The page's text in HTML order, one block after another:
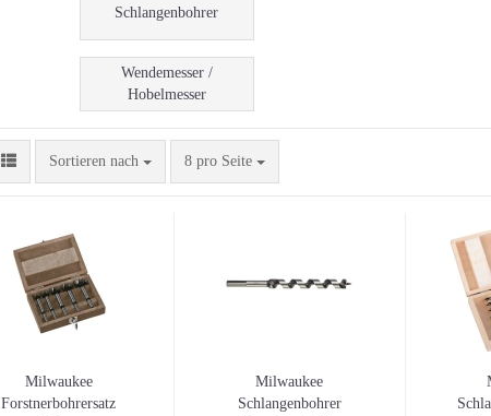
Schlangenbohrer
Wendemesser /
Hobelmesser
Sortieren nach
Sortieren nach 8 pro Seite
pro Seite
Milwaukee
Forstnerbohrersatz
Milwaukee
Schlangenbohrer